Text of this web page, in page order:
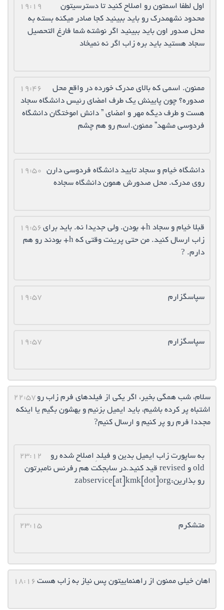
19:19
اول لطفا اسمتون رو اصلاح کنید تا دسترسیتون
محدود نشهمدرک رو باید ببینید کجا صادر میکنه بسته به
محل صدور اون باید ببینید اگر نوشته شما فارغ التحصیل
سجاد هستید باید بره زاب اگر نه نمیخاد
19:46
ممنون. اسمی که بالای مدرک خورده در واقع محل
صدوره؟ چون پایینش یک طرف امضای رئیس دانشگاه سجاد
هست و طرف دیگه مهر و امضای ” دانش اموختگان دانشگاه
فردوسی مشهد” ممنون.اسم رو هم چشم
19:50
دانشگاه خیام و سجاد تایید دانشگاه فردوسی دارن
روی مدرک. محل صدورش همون دانشگاه سجاده
19:56 قبلا خیام و سجاد h+ بودن. ولی جدیدا نه. باید برای
زاب ارسال کنید. من حتی پرینت وقتی که h+ بودند رو هم
دارم. ?
19:57 سپاسگزارم
19:57 سپاسگزارم
22:57 سلام، شب همگی بخیر، اگر یکی از فیلدهای فرم زاب رو
اشتباه پر کرده باشیم، باید ایمیل بزنیم و بهشون بگیم یا اینکه
مجددا فرم رو پر کنیم و ارسال کنیم?
23:12
به ساپورت زاب ایمیل بدین و فیلدِ اصلاح شده رو
old و revised قید کنید.در سابجکت هم رفرنس نامبرتون
رو بذارین:zabservice[at]kmk[dot]org
23:15 متشکرم
18:16 اهان خیلی ممنون از راهنماییتون پس نیاز به زاب هست